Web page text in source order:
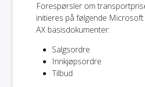
Forespørsler om
initieres på følgende Microsoft
AX basisdokumenter:
Salgsordre
Innkjøpsordre
Tilbud